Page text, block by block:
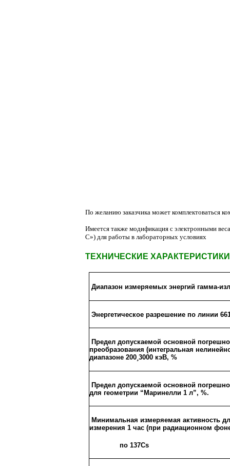
По желанию заказчика может комплектоваться
Имеется также модификация с электронными
С») для работы в лабораторных условиях
ТЕХНИЧЕСКИЕ ХАРАКТЕРИСТИКИ
Диапазон измеряемых энергий гамма-
Энергетическое разрешение по линии
Предел допускаемой основной
преобразования (интегральная
диапазоне 200 ¸3000 кэВ, %
Предел допускаемой основной
для геометрии “Маринелли 1 л”, %.
Минимальная измеряемая активность
измерения 1 час (при радиационном
по 137Cs